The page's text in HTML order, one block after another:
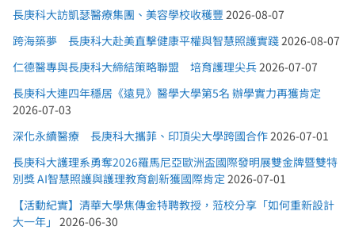
長庚科大訪凱瑟醫療集團、美容學校收穫豐 2026-08-07
跨海築夢 長庚科大赴美直擊健康平權與智慧照護實踐 2026-08-07
仁德醫專與長庚科大締結策略聯盟 培育護理尖兵 2026-07-07
長庚科大連四年穩居《遠見》醫學大學第5名 辦學實力再獲肯定
2026-07-03
深化永續醫療 長庚科大攜菲、印頂尖大學跨國合作 2026-07-01
長庚科大護理系勇奪2026羅馬尼亞歐洲盃國際發明展雙金牌暨雙特
別獎 AI智慧照護與護理教育創新獲國際肯定 2026-07-01
【活動紀實】清華大學焦傳金特聘教授，蒞校分享「如何重新設計
大一年」
2026-06-30